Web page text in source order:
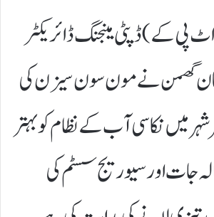
پی کے) ڈپٹی مینجنگ ڈائریکٹر
گھمن نے مون سون سیزن کی
میں نکاسی آب کے نظام کو بہتر
جات اور سیوریج سسٹم کی